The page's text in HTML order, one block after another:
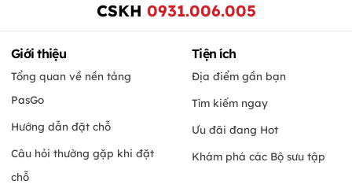
CSKH 0931.006.005
Giới thiệu
Tổng quan về nền tảng
PasGo
Hướng dẫn đặt chỗ
Câu hỏi thường gặp khi đặt
chỗ
Tiện ích
Địa điểm gần bạn
Tìm kiếm ngay
Ưu đãi đang Hot
Khám phá các Bộ sưu tập